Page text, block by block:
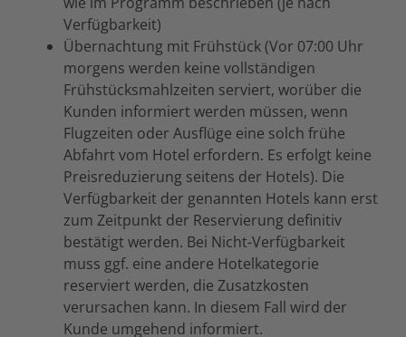
Verfügbarkeit)
Übernachtung mit Frühstück (Vor 07:00 Uhr
morgens werden keine vollständigen
Frühstücksmahlzeiten serviert, worüber die
Kunden informiert werden müssen, wenn
Flugzeiten oder Ausflüge eine solch frühe
Abfahrt vom Hotel erfordern. Es erfolgt keine
Preisreduzierung seitens der Hotels). Die
Verfügbarkeit der genannten Hotels kann erst
zum Zeitpunkt der Reservierung definitiv
bestätigt werden. Bei Nicht-Verfügbarkeit
muss ggf. eine andere Hotelkategorie
reserviert werden, die Zusatzkosten
verursachen kann. In diesem Fall wird der
Kunde umgehend informiert.